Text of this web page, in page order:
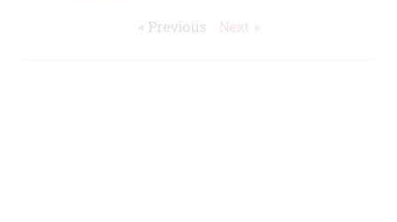
« Previous Next »